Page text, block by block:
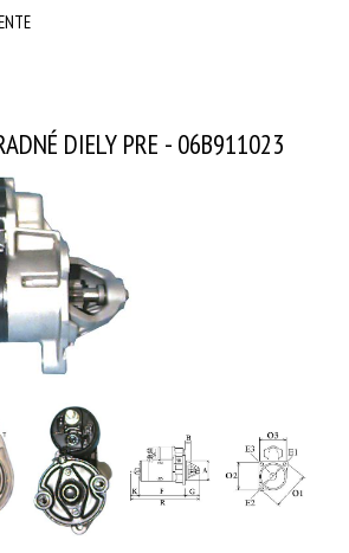
DIELY PRE - 06B911023